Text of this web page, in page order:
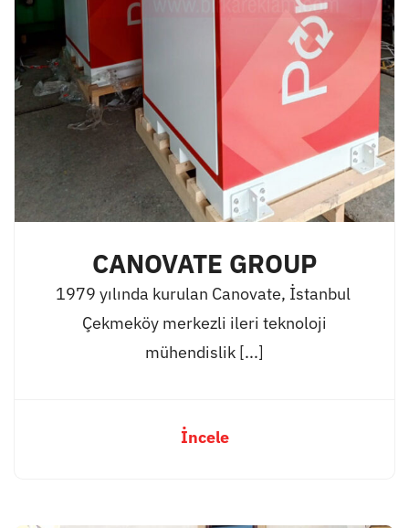
CANOVATE GROUP
1979 yılında kurulan Canovate, İstanbul
Çekmeköy merkezli ileri teknoloji
mühendislik [...]
İncele